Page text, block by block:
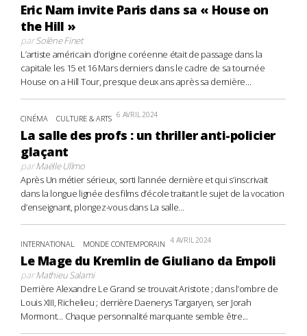
Eric Nam invite Paris dans sa « House on
the Hill »
parSolène Finet
L’artiste américain d’origine coréenne était de passage dans la
capitale les 15 et 16 Mars derniers dans le cadre de sa tournée
House on a Hill Tour, presque deux ans après sa dernière...
CINÉMA CULTURE & ARTS 6 AVRIL 2024
La salle des profs : un thriller anti-policier
glaçant
parMaëlle Ullmo
Après Un métier sérieux, sorti l’année dernière et qui s’inscrivait
dans la longue lignée des films d’école traitant le sujet de la vocation
d’enseignant, plongez-vous dans La salle...
INTERNATIONAL MONDE CONTEMPORAIN 4 AVRIL 2024
Le Mage du Kremlin de Giuliano da Empoli
parMathieu Salami
Derrière Alexandre Le Grand se trouvait Aristote ; dans l’ombre de
Louis XIII, Richelieu ; derrière Daenerys Targaryen, ser Jorah
Mormont… Chaque personnalité marquante semble être...